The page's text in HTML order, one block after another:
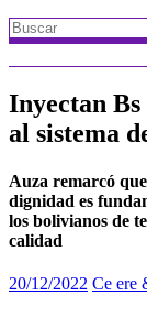
Inyectan
al sistema
Auza remarcó
dignidad es
los bolivianos de
calidad
20/12/2022 Ce ere